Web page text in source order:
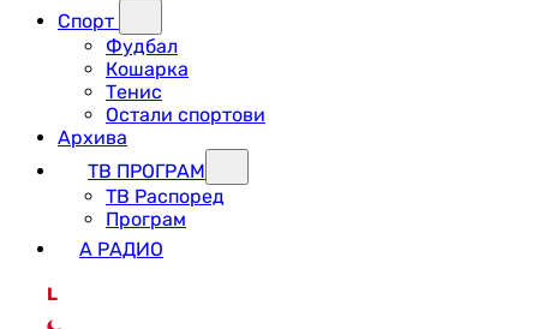
Спорт
Фудбал
Кошарка
Тенис
Остали спортови
Архива
ТВ ПРОГРАМ
ТВ Распоред
Програм
А РАДИО
L